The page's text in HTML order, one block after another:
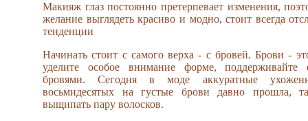
Макияж глаз постоянно претерпевает изменения,
желание выглядеть красиво и модно, стоит всегда
тенденции
Начинать стоит с самого верха - с бровей. Брови -
уделите особое внимание форме, поддерживайте
бровями. Сегодня в моде аккуратные
восьмидесятых на густые брови давно прошла,
выщипать пару волосков.